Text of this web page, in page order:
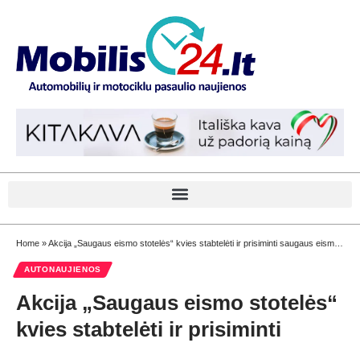
Home »Akcija „Saugaus eismo stotelės“ kvies stabtelėti ir prisiminti saugaus eismo taisykles
AUTONAUJIENOS
Akcija „Saugaus eismo stotelės“
kvies stabtelėti ir prisiminti